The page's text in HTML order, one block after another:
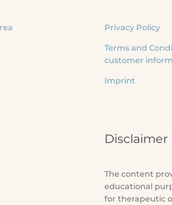
Privacy Policy
Terms and
customer
Imprint
Disclaimer
The content
educational
for therapeutic